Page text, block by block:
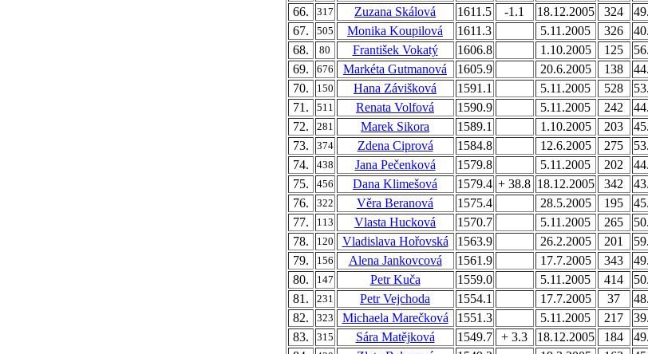
66.
317 Zuzana Skálová 1611.5 -1.1 18.12.2005 324
67.
505 Monika Koupilová 1611.3 5.11.2005 326
68.
80 František Vokatý 1606.8 1.10.2005 125
69.
676 Markéta Gutmanová 1605.9 20.6.2005 138
70.
150 Hana Závišková 1591.1 5.11.2005 528
71.
511 Renata Volfová 1590.9 5.11.2005 242
72.
281 Marek Sikora 1589.1 1.10.2005 203
73.
374 Zdena Ciprová 1584.8 12.6.2005 275
74.
438 Jana Pečenková 1579.8 5.11.2005 202
75.
456 Dana Klimešová 1579.4 + 38.8 18.12.2005 342
76.
322 Věra Beranová 1575.4 28.5.2005 195
77.
113 Vlasta Hucková 1570.7 5.11.2005 265
78.
120 Vladislava Hořovská 1563.9 26.2.2005 201
79.
156 Alena Jankovcová 1561.9 17.7.2005 343
80.
147 Petr Kuča 1559.0 5.11.2005 414
81.
231 Petr Vejchoda 1554.1 17.7.2005 37
82.
323 Michaela Marečková 1551.3 5.11.2005 217
83.
315 Sára Matějková 1549.7 + 3.3 18.12.2005 184